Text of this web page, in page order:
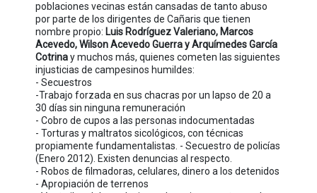
poblaciones vecinas están cansadas de tanto abuso
por parte de los dirigentes de Cañaris que tienen
nombre propio: Luis Rodríguez Valeriano, Marcos
Acevedo, Wilson Acevedo Guerra y Arquímedes García
Cotrinay muchos más, quienes cometen las siguientes
injusticias de campesinos humildes:
- Secuestros
-Trabajo forzada en sus chacras por un lapso de 20 a
30 días sin ninguna remuneración
- Cobro de cupos a las personas indocumentadas
- Torturas y maltratos sicológicos, con técnicas
propiamente fundamentalistas. - Secuestro de policías
(Enero 2012). Existen denuncias al respecto.
- Robos de filmadoras, celulares, dinero a los detenidos
- Apropiación de terrenos